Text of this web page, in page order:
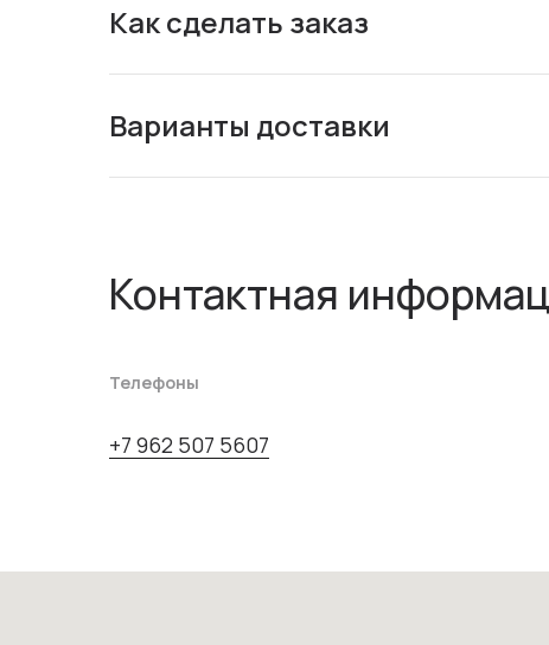
Как сделать заказ
Варианты доставки
Контактная
Телефоны
+7 962 507 5607